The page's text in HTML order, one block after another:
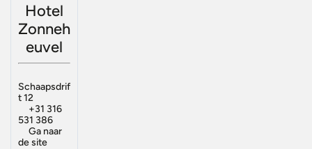
Hotel
Zonneh
euvel
Schaapsdrif
t 12
+31 316
531 386
Ga naar
de site